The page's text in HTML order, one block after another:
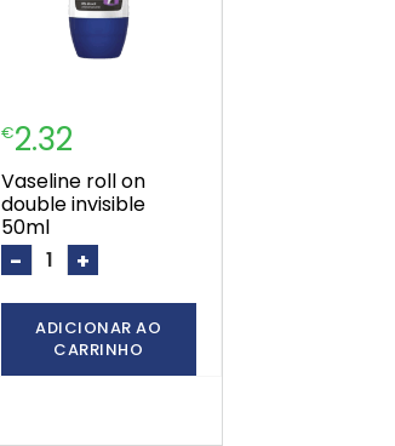
€2.32
vaseline roll on
double invisible
50ml
- +
ADICIONAR AO
CARRINHO